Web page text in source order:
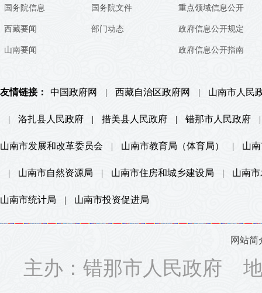
国务院信息
西藏要闻
山南要闻
国务院文件
部门动态
重点领域信息公开
政府信息公开规定
政府信息公开指南
友情链接： 中国政府网 | 西藏自治区政府网 | 山南市人民
| 洛扎县人民政府 | 措美县人民政府 | 错那市人民政府 |
山南市发展和改革委员会 | 山南市教育局（体育局） | 山
| 山南市自然资源局 | 山南市住房和城乡建设局 | 山南
山南市统计局 | 山南市投资促进局
网站简
主办：错那市人民政府